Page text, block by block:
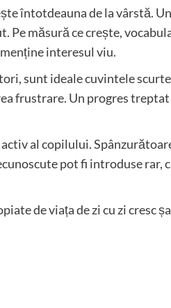
întotdeauna de la vârstă.
Pe măsură ce crește,
interesul viu.
sunt ideale cuvintele
frustrare. Un progres
al copilului.
pot fi introduse rar,
de viața de zi cu zi cresc